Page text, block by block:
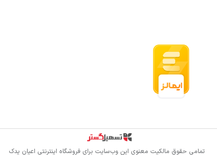
تمامی حقوق مالکیت معنوی این وب‌سایت برایفروشگاه اینترنتی اعیان یدک